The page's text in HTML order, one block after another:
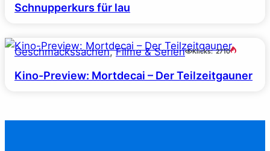
Schnupperkurs für lau
Geschmackssachen, Filme & Serien Klicks: 2710
Kino-Preview: Mortdecai – Der Teilzeitgauner